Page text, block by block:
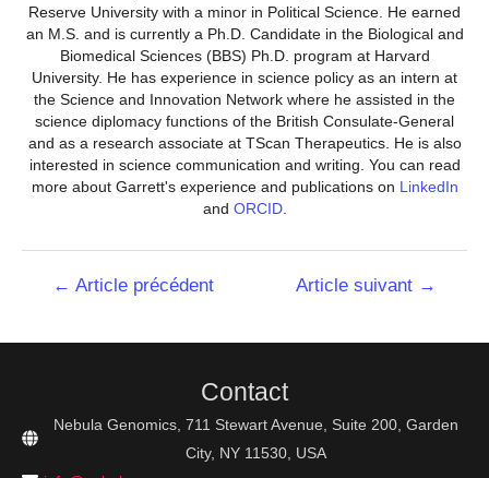
Reserve University with a minor in Political Science. He earned
an M.S. and is currently a Ph.D. Candidate in the Biological and
Biomedical Sciences (BBS) Ph.D. program at Harvard
University. He has experience in science policy as an intern at
the Science and Innovation Network where he assisted in the
science diplomacy functions of the British Consulate-General
and as a research associate at TScan Therapeutics. He is also
interested in science communication and writing. You can read
more about Garrett's experience and publications on LinkedIn
and ORCID.
Navigation
← Article précédent Article suivant →
Contact
Nebula Genomics, 711 Stewart Avenue, Suite 200, Garden
City, NY 11530, USA